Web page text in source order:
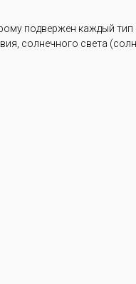
подвержен каждый
солнечного света